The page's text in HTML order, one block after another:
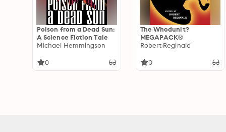
Poison from a Dead Sun:
A Science Fiction Tale
Michael Hemmingson
0
The Whodunit?
MEGAPACK®
Robert Reginald
0